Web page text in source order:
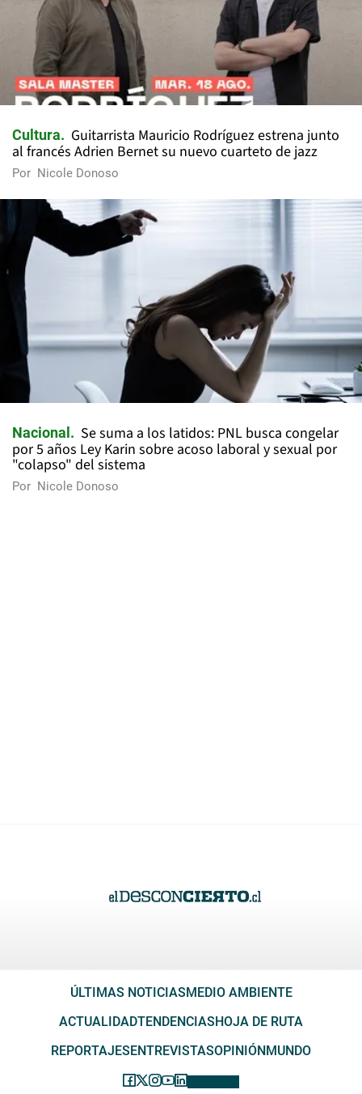
Cultura
Guitarrista Mauricio Rodríguez estrena junto
al francés Adrien Bernet su nuevo cuarteto de jazz
Por Nicole Donoso
Nacional
Se suma a los latidos: PNL busca congelar
por 5 años Ley Karin sobre acoso laboral y sexual por
"colapso" del sistema
Por Nicole Donoso
ÚLTIMAS NOTICIAS MEDIO AMBIENTE
ACTUALIDADTENDENCIAS HOJA DE RUTA
REPORTAJES ENTREVISTASOPINIÓN MUNDO